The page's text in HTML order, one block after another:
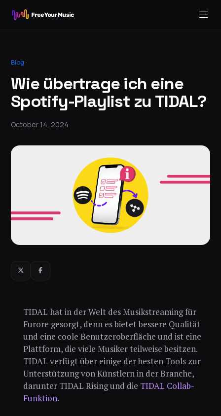
Blog ·
Wie übertrage ich eine
Spotify-Playlist zu TIDAL?
October 14, 2024
TIDAL hat in der Welt des Musikstreaming für
Furore gesorgt, denn es bietet bessere Qualität
und eine coole Benutzeroberfläche und ist eine
Plattform, die viele Musiker teilweise besitzen.
TIDAL verfügt über einige der besten Tools zur
Unterstützung von Künstlern in der Branche,
darunter TIDAL Rising und die TIDAL Collab-
Funktion.